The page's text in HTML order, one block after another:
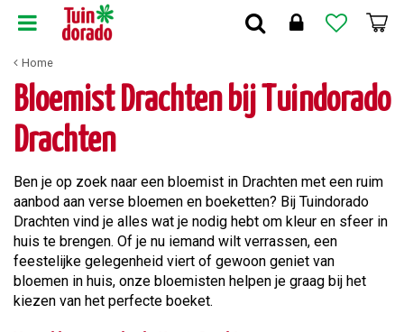
Home
Bloemist Drachten bij Tuindorado
Drachten
Ben je op zoek naar een bloemist in Drachten met een ruim
aanbod aan verse bloemen en boeketten? Bij Tuindorado
Drachten vind je alles wat je nodig hebt om kleur en sfeer in
huis te brengen. Of je nu iemand wilt verrassen, een
feestelijke gelegenheid viert of gewoon geniet van
bloemen in huis, onze bloemisten helpen je graag bij het
kiezen van het perfecte boeket.